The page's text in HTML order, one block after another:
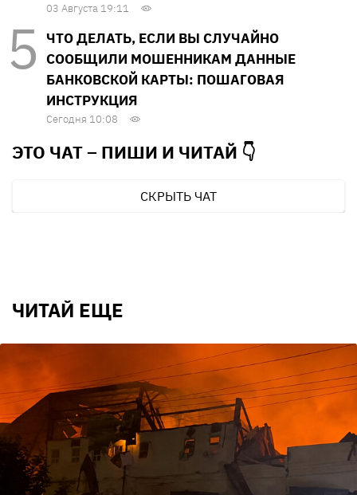
03 Августа 19:11
ЧТО ДЕЛАТЬ, ЕСЛИ ВЫ СЛУЧАЙНО
СООБЩИЛИ МОШЕННИКАМ ДАННЫЕ
БАНКОВСКОЙ КАРТЫ: ПОШАГОВАЯ
ИНСТРУКЦИЯ
Сегодня 10:08
ЭТО ЧАТ – ПИШИ И ЧИТАЙ 👇
СКРЫТЬ ЧАТ
ЧИТАЙ ЕЩЕ